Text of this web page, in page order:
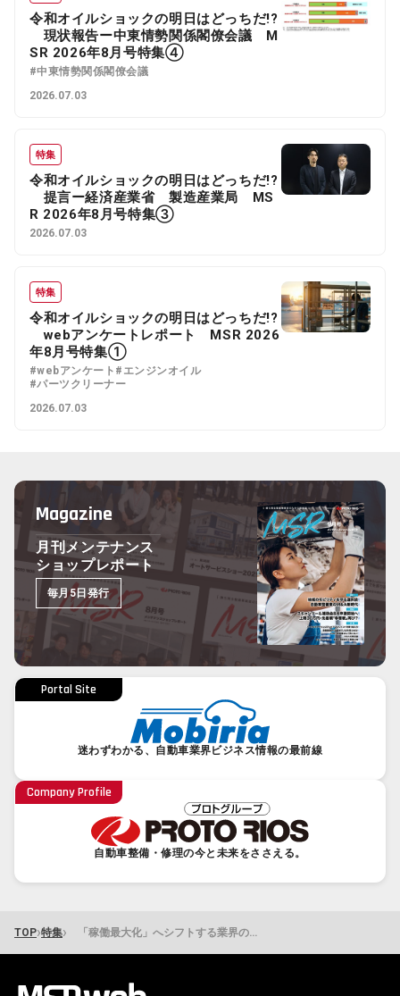
令和オイルショックの明日はどっちだ!?
現状報告ー中東情勢関係閣僚会議 M
SR 2026年8月号特集④
#中東情勢関係閣僚会議
2026.07.03
特集
令和オイルショックの明日はどっちだ!?
提言ー経済産業省 製造産業局 MS
R 2026年8月号特集③
2026.07.03
特集
令和オイルショックの明日はどっちだ!?
webアンケートレポート MSR 2026
年8月号特集①
#webアンケート #エンジンオイル
#パーツクリーナー
2026.07.03
Magazine
月刊メンテナンス
ショップレポート
毎月5日発行
Portal Site
迷わずわかる、自動車業界ビジネス情報の最前線
Company Profile
自動車整備・修理の今と未来をささえる。
TOP›特集› 「稼働最大化」へシフトする業界の現在地とジャパントラックショー2026 みどころピックアップ MSR2026年6月号特集③